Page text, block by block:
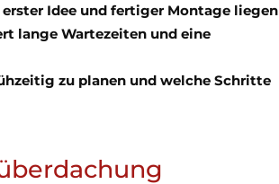
Idee und fertiger Montage liegen
lange Wartezeiten und eine
zu planen und welche Schritte